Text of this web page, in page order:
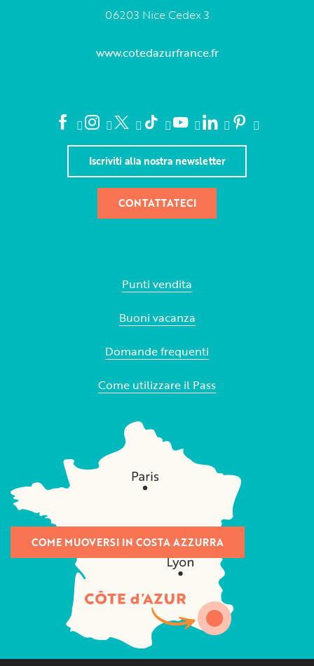
06203 Nice Cedex 3
www.cotedazurfrance.fr
Iscriviti alla nostra newsletter
CONTATTATECI
Punti vendita
Buoni vacanza
Domande frequenti
Come utilizzare il Pass
COME MUOVERSI IN COSTA AZZURRA